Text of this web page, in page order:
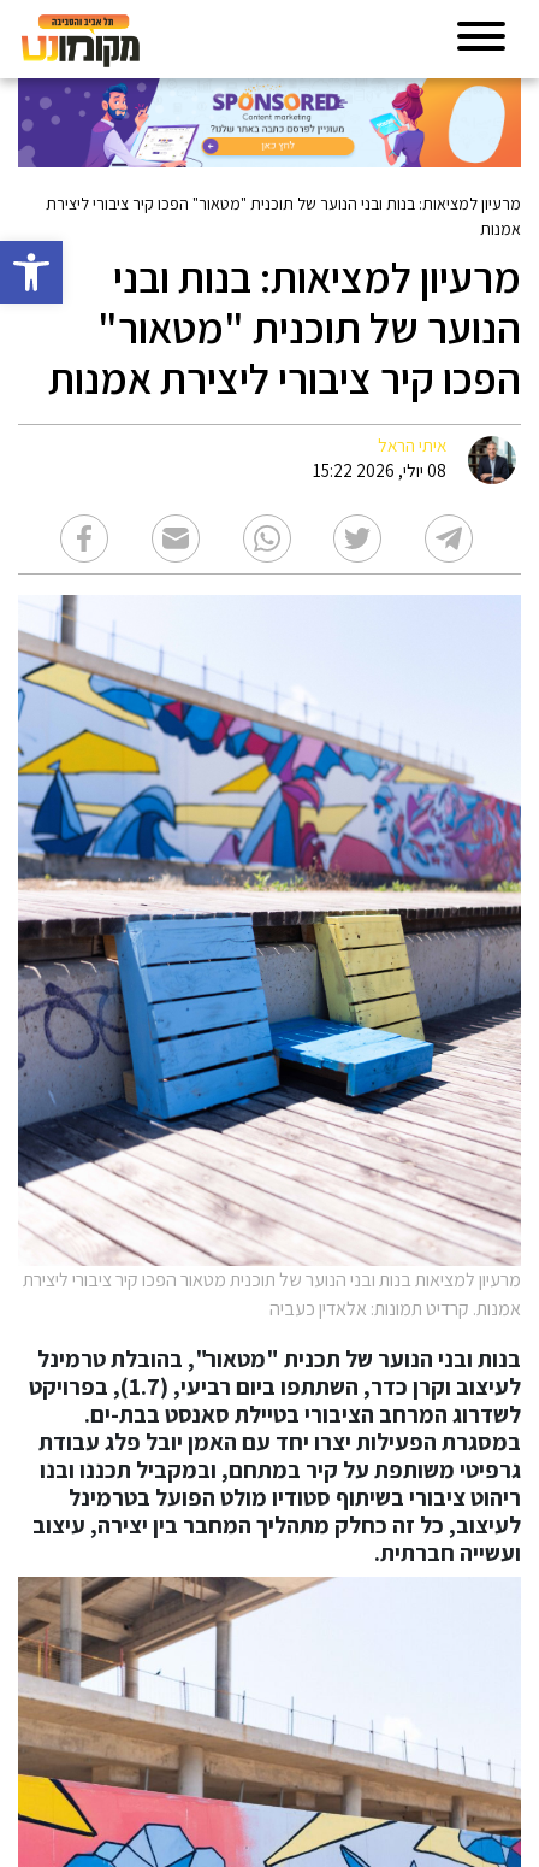
פתח
מרעיון למציאות: בנות ובני הנוער של תוכנית "מטאור" הפכו קיר ציבורי ליצירת
אמנות
מרעיון למציאות: בנות ובני
הנוער של תוכנית "מטאור"
הפכו קיר ציבורי ליצירת אמנות
איתי הראל
08 יולי, 2026 15:22
מרעיון למציאות בנות ובני הנוער של תוכנית מטאור הפכו קיר ציבורי ליצירת
אמנות. קרדיט תמונות: אלאדין כעביה
בנות ובני הנוער של תכנית "מטאור", בהובלת טרמינל
לעיצוב וקרן כדר, השתתפו ביום רביעי, (1.7), בפרויקט
לשדרוג המרחב הציבורי בטיילת סאנסט בבת-ים.
במסגרת הפעילות יצרו יחד עם האמן יובל פלג עבודת
גרפיטי משותפת על קיר במתחם, ובמקביל תכננו ובנו
ריהוט ציבורי בשיתוף סטודיו מולט הפועל בטרמינל
לעיצוב, כל זה כחלק מתהליך המחבר בין יצירה, עיצוב
ועשייה חברתית.